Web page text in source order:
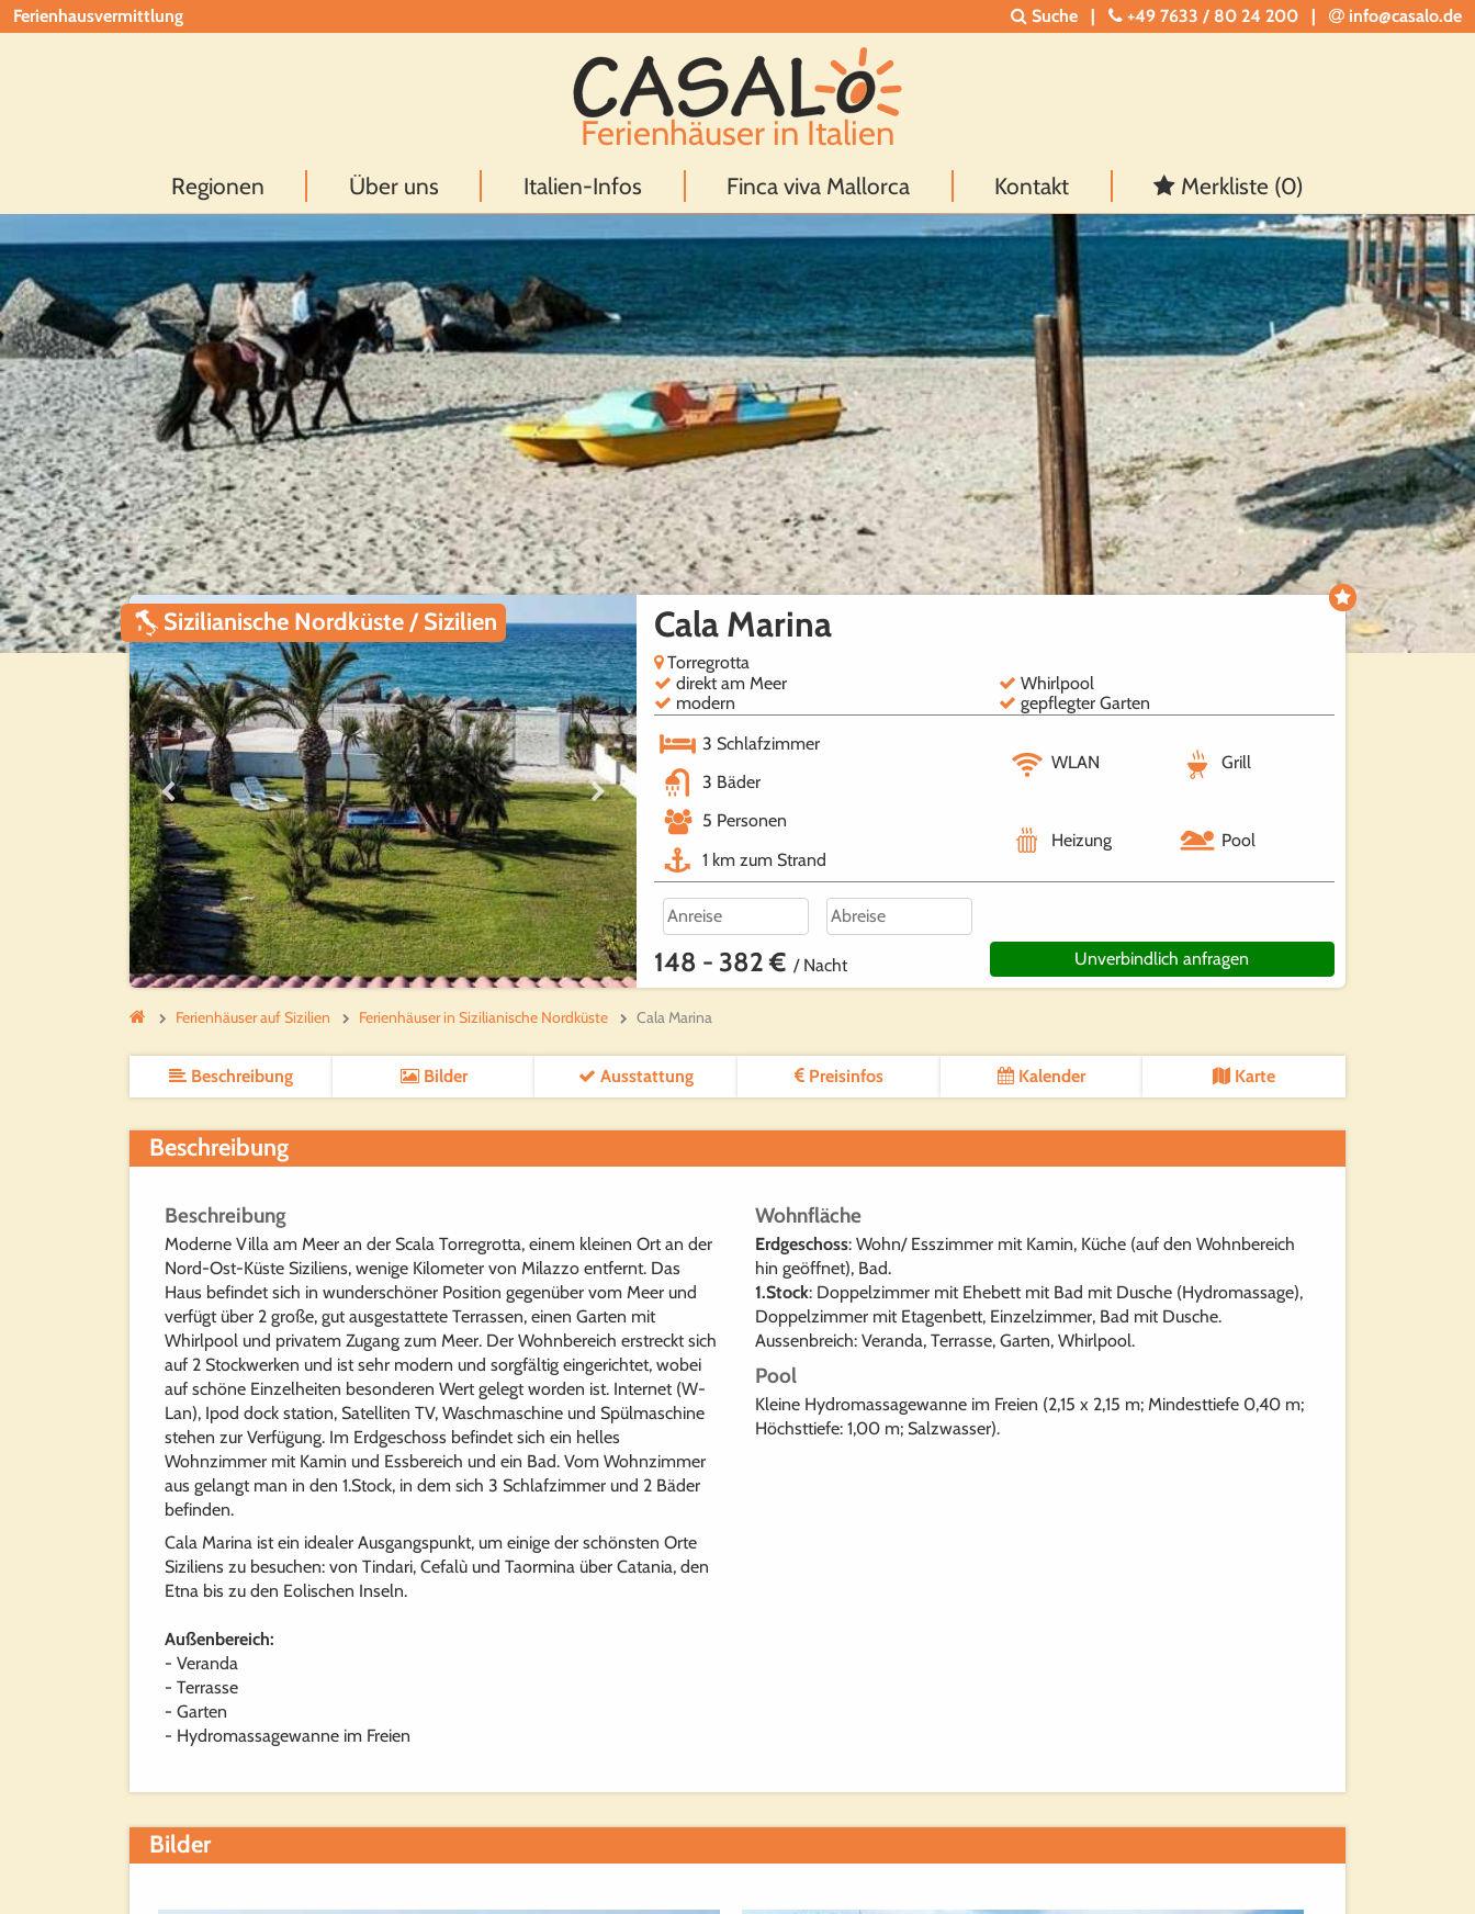
Ferienhausvermittlung Suche | +49 7633 / 80 24 200 | info@casalo.de
Ferienhäuser in Italien
Regionen Über uns Italien-Infos Finca viva Mallorca Kontakt Merkliste (0)
Sizilianische Nordküste / Sizilien Cala Marina
Torregrotta
direkt am Meer
Whirlpool
modern
gepflegter Garten
3 Schlafzimmer
3 Bäder
5 Personen
1 km zum Strand
WLAN Grill
Heizung Pool
148 - 382 € / Nacht Unverbindlich anfragen
Ferienhäuser auf Sizilien Ferienhäuser in Sizilianische Nordküste Cala Marina
Beschreibung Bilder Ausstattung Preisinfos Kalender Karte
Beschreibung
Beschreibung
Moderne Villa am Meer an der Scala Torregrotta, einem kleinen Ort an der
Nord-Ost-Küste Siziliens, wenige Kilometer von Milazzo entfernt. Das
Haus befindet sich in wunderschöner Position gegenüber vom Meer und
verfügt über 2 große, gut ausgestattete Terrassen, einen Garten mit
Whirlpool und privatem Zugang zum Meer. Der Wohnbereich erstreckt sich
auf 2 Stockwerken und ist sehr modern und sorgfältig eingerichtet, wobei
auf schöne Einzelheiten besonderen Wert gelegt worden ist. Internet (W-
Lan), Ipod dock station, Satelliten TV, Waschmaschine und Spülmaschine
stehen zur Verfügung. Im Erdgeschoss befindet sich ein helles
Wohnzimmer mit Kamin und Essbereich und ein Bad. Vom Wohnzimmer
aus gelangt man in den 1.Stock, in dem sich 3 Schlafzimmer und 2 Bäder
befinden.
Cala Marina ist ein idealer Ausgangspunkt, um einige der schönsten Orte
Siziliens zu besuchen: von Tindari, Cefalù und Taormina über Catania, den
Etna bis zu den Eolischen Inseln.
Außenbereich:
- Veranda
- Terrasse
- Garten
- Hydromassagewanne im Freien
Wohnfläche
Erdgeschoss: Wohn/ Esszimmer mit Kamin, Küche (auf den Wohnbereich
hin geöffnet), Bad.
1.Stock: Doppelzimmer mit Ehebett mit Bad mit Dusche (Hydromassage),
Doppelzimmer mit Etagenbett, Einzelzimmer, Bad mit Dusche.
Aussenbreich: Veranda, Terrasse, Garten, Whirlpool.
Pool
Kleine Hydromassagewanne im Freien (2,15 x 2,15 m; Mindesttiefe 0,40 m;
Höchsttiefe: 1,00 m; Salzwasser).
Bilder